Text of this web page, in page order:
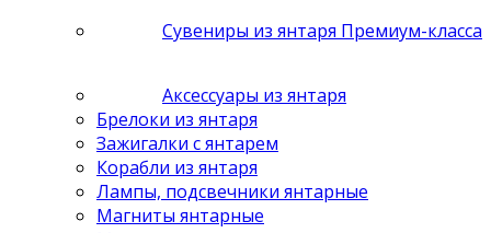
Сувениры из янтаря Премиум-класса
Аксессуары из янтаря
Брелоки из янтаря
Зажигалки с янтарем
Корабли из янтаря
Лампы, подсвечники янтарные
Магниты янтарные